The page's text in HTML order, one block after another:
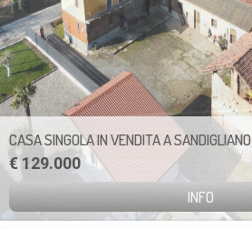
CASA SINGOLA IN VENDITA A SANDIGLIANO
€ 129.000
INFO